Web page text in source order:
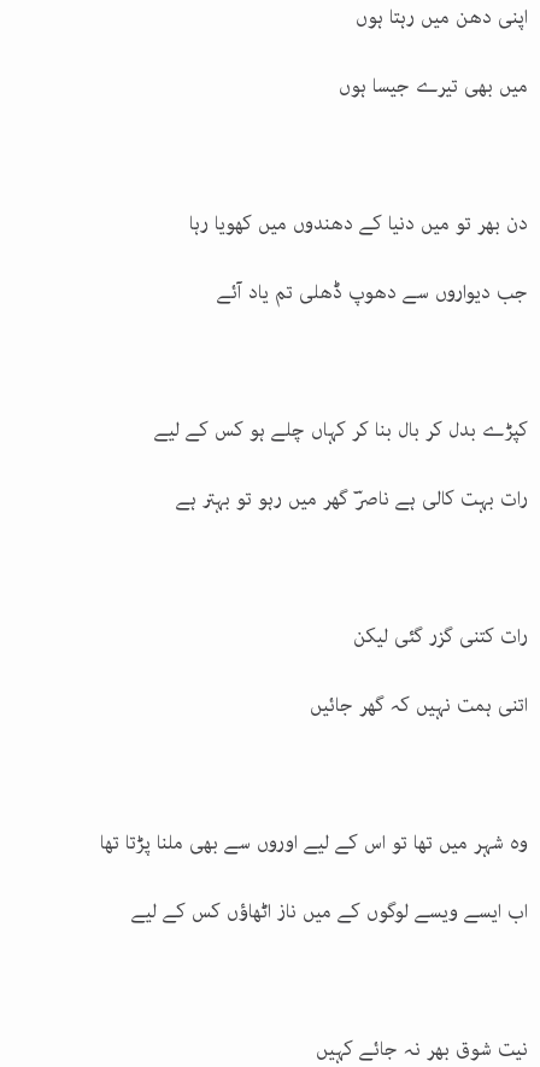
اپنی دھن میں رہتا ہوں
میں بھی تیرے جیسا ہوں
دن بھر تو میں دنیا کے دھندوں میں کھویا رہا
جب دیواروں سے دھوپ ڈھلی تم یاد آئے
کپڑے بدل کر بال بنا کر کہاں چلے ہو کس کے لیے
رات بہت کالی ہے ناصرؔ گھر میں رہو تو بہتر ہے
رات کتنی گزر گئی لیکن
اتنی ہمت نہیں کہ گھر جائیں
وہ شہر میں تھا تو اس کے لیے اوروں سے بھی ملنا پڑتا تھا
اب ایسے ویسے لوگوں کے میں ناز اٹھاؤں کس کے لیے
نیت شوق بھر نہ جائے کہیں